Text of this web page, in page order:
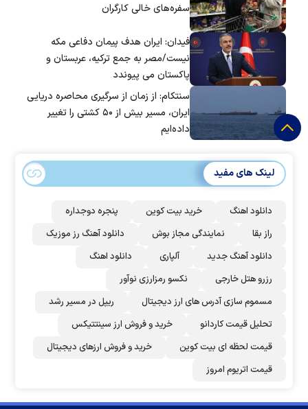
سفره‌های خالی کارگران
فیدان: ایران هدف پیمان دفاعی مکه
نیست/مصر به جمع ترکیه، عربستان و
پاکستان می پیوندد
سنتکام: از زمان از سرگیری محاصره دریایی
ایران، مسیر بیش از ۵۰ کشتی را تغییر
داده‌ایم
لینک های مفید
دانلود اهنگ خرید بیت کوین
پنجره دوجداره
راز بقا
نمایندگی مجاز بوش
دانلود آهنگ رز‌ موزیک
دانلود آهنگ جدید
آلپاری
دانلود اهنگ
رزرو هتل خارجی
نکسو رمزارزی نوآور
مسموم سازی آدرس های ارز دیجیتال
ریپل در مسیر رشد
تحلیل قیمت کاردانو
خرید و فروش ارز سینتتیکس
قیمت لحظه ای بیت کوین
خرید و فروش ارزهای دیجیتال
قیمت اتریوم امروز